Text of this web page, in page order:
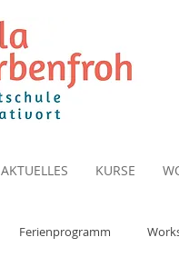
Ferienprogramm
AKTUELLES KURSE